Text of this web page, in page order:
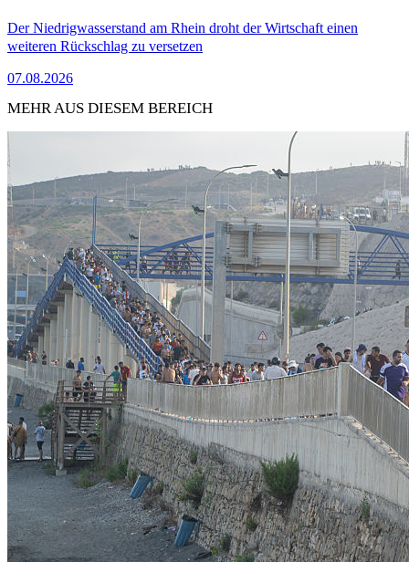
Der Niedrigwasserstand am Rhein droht der Wirtschaft einen
weiteren Rückschlag zu versetzen
07.08.2026
MEHR AUS DIESEM BEREICH